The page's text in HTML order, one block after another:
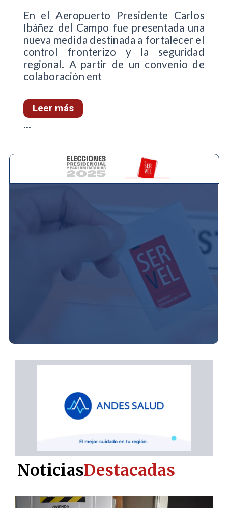
En el Aeropuerto Presidente Carlos
Ibáñez del Campo fue presentada una
nueva medida destinada a fortalecer el
control fronterizo y la seguridad
regional. A partir de un convenio de
colaboración ent
Leer más
...
NoticiasDestacadas